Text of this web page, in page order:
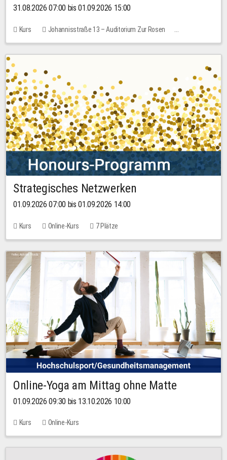
31.08.2026 07:00 bis 01.09.2026 15:00
Kurs
Johannisstraße 13 – Auditorium Zur Rosen
Keine freien Plätze
30,00 EUR
Strategisches Netzwerken
01.09.2026 07:00 bis 01.09.2026 14:00
Kurs Online-Kurs 7 Plätze
Online-Yoga am Mittag ohne Matte
01.09.2026 09:30 bis 13.10.2026 10:00
Kurs Online-Kurs